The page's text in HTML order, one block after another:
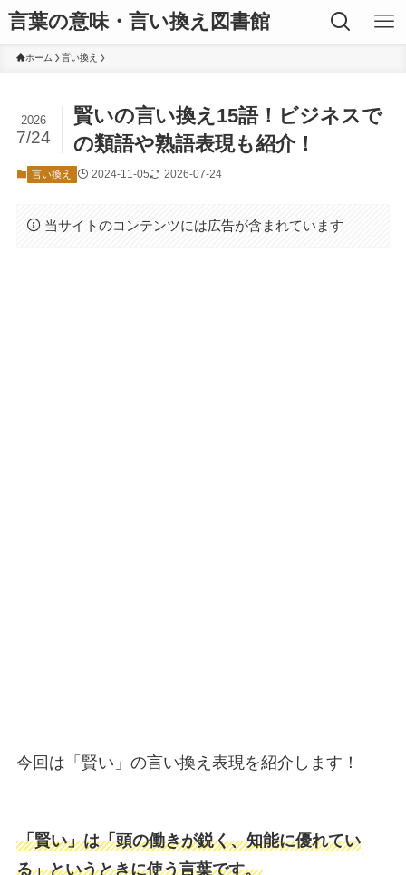
言葉の意味・言い換え図書館
ホーム 言い換え
賢いの言い換え15語！ビジネスで
の類語や熟語表現も紹介！
2026
7/24
言い換え 2024-11-05 2026-07-24
当サイトのコンテンツには広告が含まれています
今回は「賢い」の言い換え表現を紹介します！
「賢い」は「頭の働きが鋭く、知能に優れてい
る」というときに使う言葉です。